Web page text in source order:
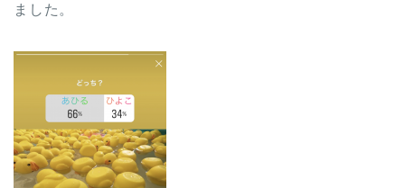
ました。